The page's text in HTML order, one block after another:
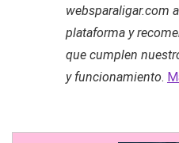
websparaligar.com
plataforma y
que cumplen
y funcionamiento.